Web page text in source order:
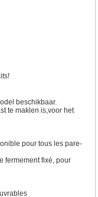
beschikbaar.
te maklen is,voor het
pour tous les pare-
fermement fixé, pour